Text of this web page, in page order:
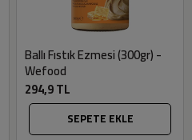
Ballı Fıstık Ezmesi (300gr) -
Wefood
294,9 TL
SEPETE EKLE